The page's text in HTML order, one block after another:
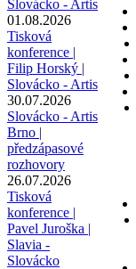
Slovácko - Artis
01.08.2026
Tisková
konference |
Filip Horský |
Slovácko - Artis
30.07.2026
Slovácko - Artis
Brno |
předzápasové
rozhovory
26.07.2026
Tisková
konference |
Pavel Juroška |
Slavia -
Slovácko